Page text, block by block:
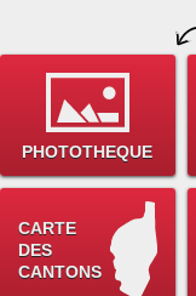
PHOTOTHEQUE
CARTE
DES
CANTONS